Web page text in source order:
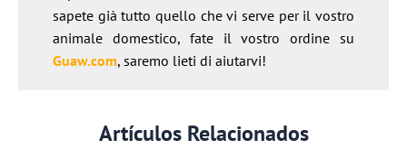
sapete già tutto quello che vi serve per il vostro
animale domestico, fate il vostro ordine su
Guaw.com, saremo lieti di aiutarvi!
Artículos Relacionados